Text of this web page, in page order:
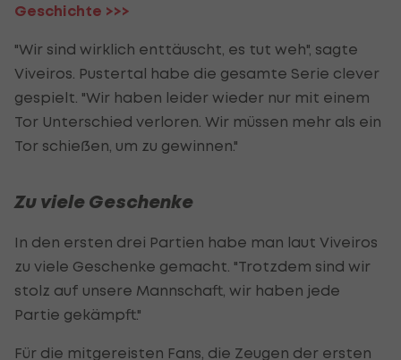
Geschichte >>>
"Wir sind wirklich enttäuscht, es tut weh", sagte
Viveiros. Pustertal habe die gesamte Serie clever
gespielt. "Wir haben leider wieder nur mit einem
Tor Unterschied verloren. Wir müssen mehr als ein
Tor schießen, um zu gewinnen."
Zu viele Geschenke
In den ersten drei Partien habe man laut Viveiros
zu viele Geschenke gemacht. "Trotzdem sind wir
stolz auf unsere Mannschaft, wir haben jede
Partie gekämpft."
Für die mitgereisten Fans, die Zeugen der ersten